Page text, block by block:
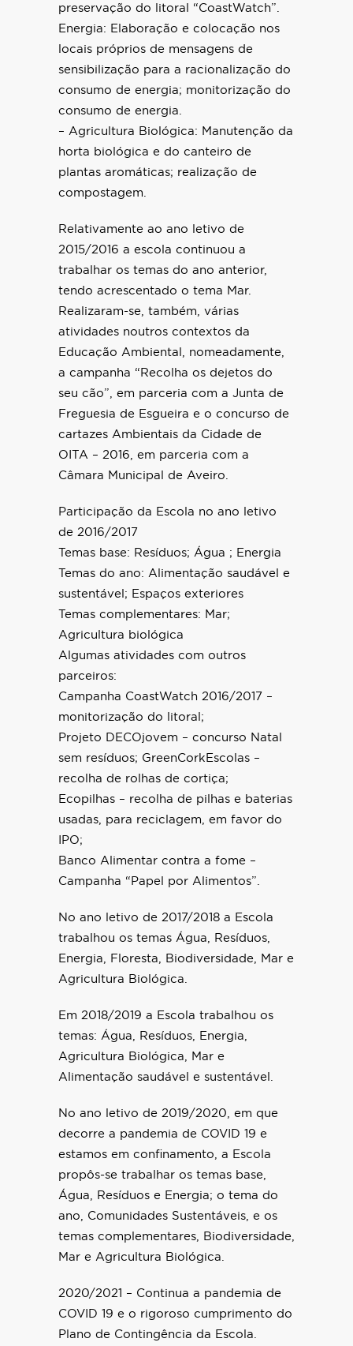
preservação do litoral “CoastWatch”.
Energia: Elaboração e colocação nos
locais próprios de mensagens de
sensibilização para a racionalização do
consumo de energia; monitorização do
consumo de energia.
– Agricultura Biológica: Manutenção da
horta biológica e do canteiro de
plantas aromáticas; realização de
compostagem.
Relativamente ao ano letivo de
2015/2016 a escola continuou a
trabalhar os temas do ano anterior,
tendo acrescentado o tema Mar.
Realizaram-se, também, várias
atividades noutros contextos da
Educação Ambiental, nomeadamente,
a campanha “Recolha os dejetos do
seu cão”, em parceria com a Junta de
Freguesia de Esgueira e o concurso de
cartazes Ambientais da Cidade de
OITA – 2016, em parceria com a
Câmara Municipal de Aveiro.
Participação da Escola no ano letivo
de 2016/2017
Temas base: Resíduos; Água ; Energia
Temas do ano: Alimentação saudável e
sustentável; Espaços exteriores
Temas complementares: Mar;
Agricultura biológica
Algumas atividades com outros
parceiros:
Campanha CoastWatch 2016/2017 –
monitorização do litoral;
Projeto DECOjovem – concurso Natal
sem resíduos; GreenCorkEscolas –
recolha de rolhas de cortiça;
Ecopilhas – recolha de pilhas e baterias
usadas, para reciclagem, em favor do
IPO;
Banco Alimentar contra a fome –
Campanha “Papel por Alimentos”.
No ano letivo de 2017/2018 a Escola
trabalhou os temas Água, Resíduos,
Energia, Floresta, Biodiversidade, Mar e
Agricultura Biológica.
Em 2018/2019 a Escola trabalhou os
temas: Água, Resíduos, Energia,
Agricultura Biológica, Mar e
Alimentação saudável e sustentável.
No ano letivo de 2019/2020, em que
decorre a pandemia de COVID 19 e
estamos em confinamento, a Escola
propôs-se trabalhar os temas base,
Água, Resíduos e Energia; o tema do
ano, Comunidades Sustentáveis, e os
temas complementares, Biodiversidade,
Mar e Agricultura Biológica.
2020/2021 – Continua a pandemia de
COVID 19 e o rigoroso cumprimento do
Plano de Contingência da Escola.